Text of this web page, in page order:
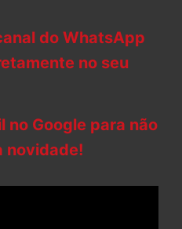
do WhatsApp
no seu
no Google para não
novidade!